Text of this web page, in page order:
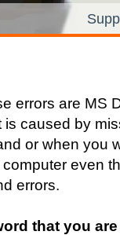
errors are MS
caused by
or when you
even
errors.
that you